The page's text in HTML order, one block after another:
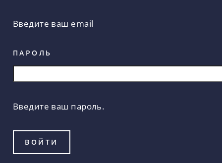
Введите ваш email
ПАРОЛЬ
Введите ваш пароль.